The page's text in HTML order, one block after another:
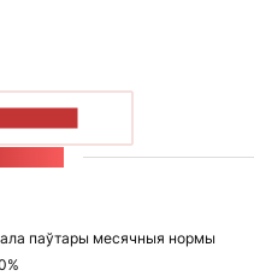
паўтары месячныя нормы